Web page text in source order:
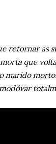
retornar as
que
marido morto.